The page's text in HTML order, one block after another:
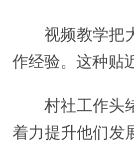
视频教学把
作经验。这种贴
村社工作头
着力提升他们发